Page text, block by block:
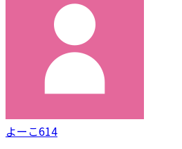
よーこ614